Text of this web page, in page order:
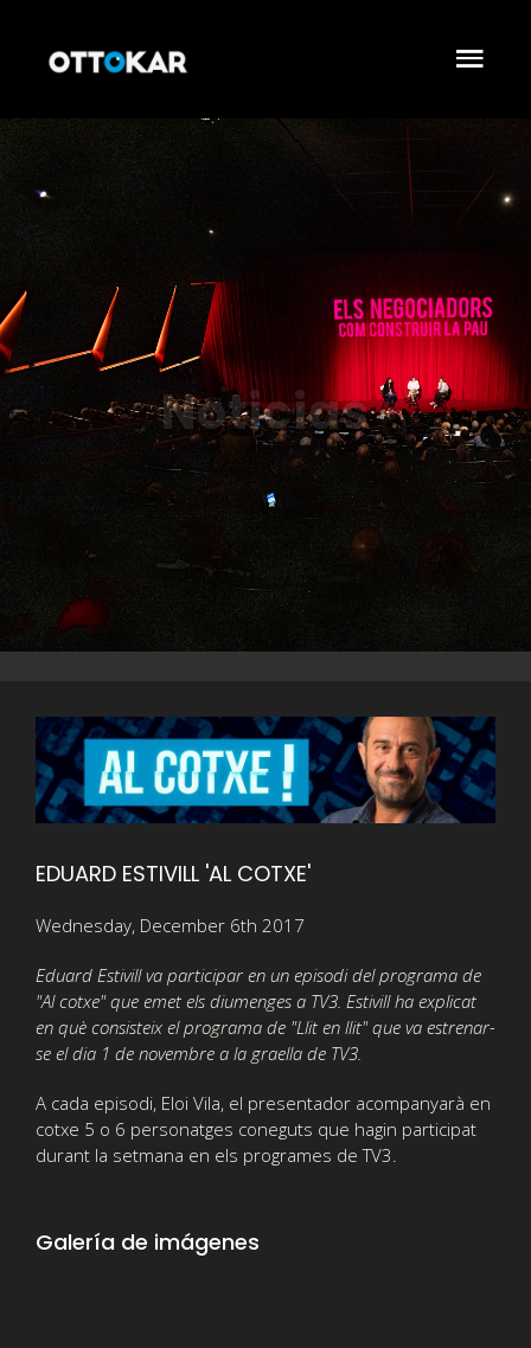
Noticias
EDUARD ESTIVILL 'AL COTXE'
Wednesday, December 6th 2017
Eduard Estivill va participar en un episodi del programa de
"Al cotxe" que emet els diumenges a TV3. Estivill ha explicat
en què consisteix el programa de "Llit en llit" que va estrenar-
se el dia 1 de novembre a la graella de TV3.
A cada episodi, Eloi Vila, el presentador acompanyarà en
cotxe 5 o 6 personatges coneguts que hagin participat
durant la setmana en els programes de TV3.
Galería de imágenes